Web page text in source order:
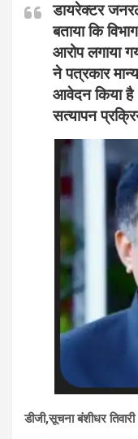
डायरेक्टर
बताया कि
आरोप लगाया
ने पत्रकार
आवेदन किया
सत्यापन
डीजी,सूचना बंशीधर